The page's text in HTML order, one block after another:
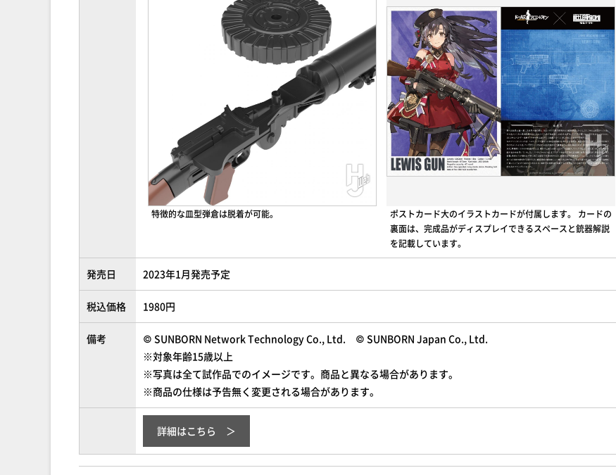
特徴的な皿型弾倉は脱着が可能。
ポストカード大のイラストカードが付属します。 カードの
裏面は、完成品がディスプレイできるスペースと銃器解説
を記載しています。
発売日 2023年1月発売予定
税込価格 1980円
備考
© SUNBORN Network Technology Co., Ltd. © SUNBORN Japan Co., Ltd.
※対象年齢15歳以上
※写真は全て試作品でのイメージです。商品と異なる場合があります。
※商品の仕様は予告無く変更される場合があります。
詳細はこちら